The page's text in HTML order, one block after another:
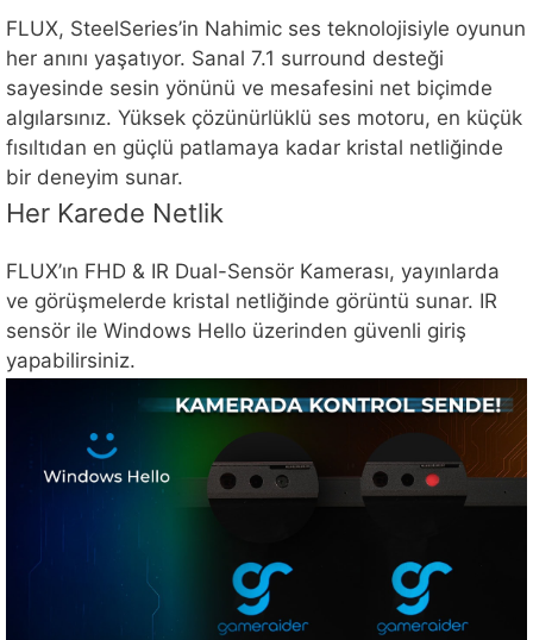
FLUX, SteelSeries’in Nahimic ses teknolojisiyle oyunun
her anını yaşatıyor. Sanal 7.1 surround desteği
sayesinde sesin yönünü ve mesafesini net biçimde
algılarsınız. Yüksek çözünürlüklü ses motoru, en küçük
fısıltıdan en güçlü patlamaya kadar kristal netliğinde
bir deneyim sunar.
Her Karede Netlik
FLUX’ın FHD & IR Dual-Sensör Kamerası, yayınlarda
ve görüşmelerde kristal netliğinde görüntü sunar. IR
sensör ile Windows Hello üzerinden güvenli giriş
yapabilirsiniz.